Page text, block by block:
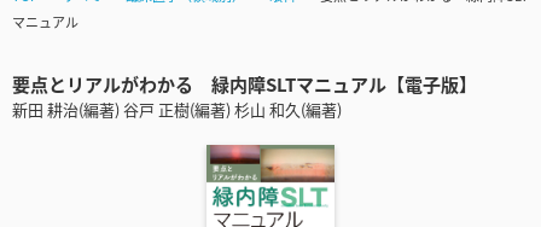
マニュアル
要点とリアルがわかる 緑内障SLTマニュアル【電子版】
新田 耕治(編著) 谷戸 正樹(編著) 杉山 和久(編著)